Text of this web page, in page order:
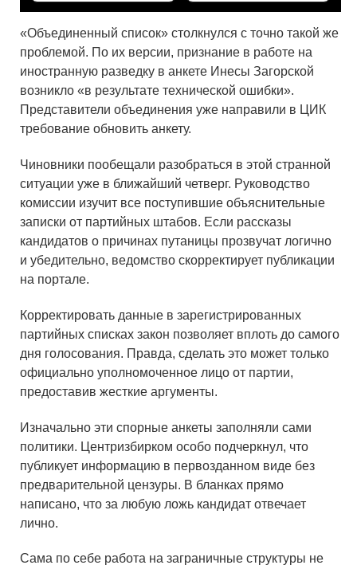
«Объединенный список» столкнулся с точно такой же
проблемой. По их версии, признание в работе на
иностранную разведку в анкете Инесы Загорской
возникло «в результате технической ошибки».
Представители объединения уже направили в ЦИК
требование обновить анкету.
Чиновники пообещали разобраться в этой странной
ситуации уже в ближайший четверг. Руководство
комиссии изучит все поступившие объяснительные
записки от партийных штабов. Если рассказы
кандидатов о причинах путаницы прозвучат логично
и убедительно, ведомство скорректирует публикации
на портале.
Корректировать данные в зарегистрированных
партийных списках закон позволяет вплоть до самого
дня голосования. Правда, сделать это может только
официально уполномоченное лицо от партии,
предоставив жесткие аргументы.
Изначально эти спорные анкеты заполняли сами
политики. Центризбирком особо подчеркнул, что
публикует информацию в первозданном виде без
предварительной цензуры. В бланках прямо
написано, что за любую ложь кандидат отвечает
лично.
Сама по себе работа на заграничные структуры не